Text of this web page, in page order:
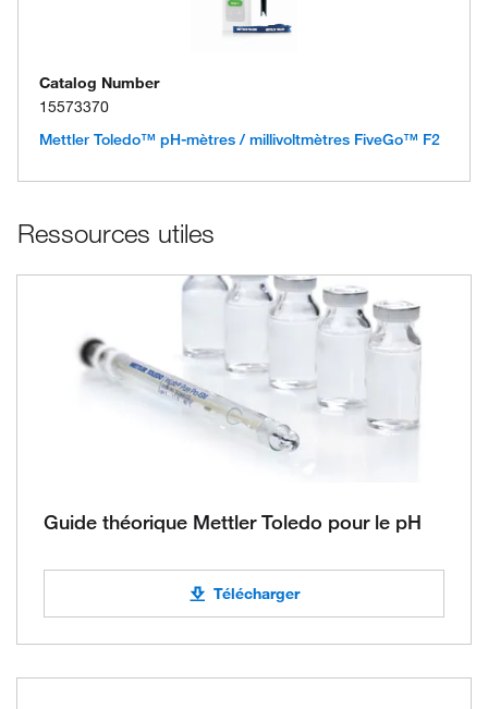
Catalog Number
15573370
Mettler Toledo™ pH-mètres / millivoltmètres FiveGo™ F2
Ressources utiles
Guide théorique Mettler Toledo pour le pH
Télécharger